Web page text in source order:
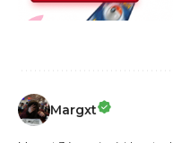
Margxt